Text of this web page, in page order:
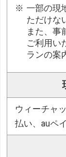
一部の現
ただけな
また、事
ご利用い
ランの案
ウィーチャ
払い、auペ